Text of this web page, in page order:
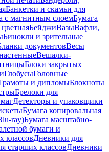
Банкетки и скамьи для
с магнитным слоемБумага
БейджиВазыВафли,
Бинокли и зрительные
документовВесы
Вешалки-
Блоки закрытых
ГлобусыГоловные
и дипломыБлокноты
Брелоки для
Детекторы и упаковщики
Бумага копировальная
ray)Бумага масштабно-
бумаги и
классовДневники для
старших классовДневники